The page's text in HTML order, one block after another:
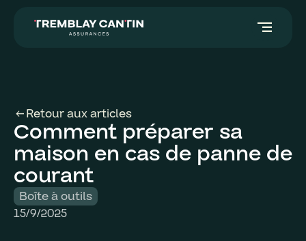
segment
arrow_left_altRetour aux articles
Comment préparer sa
maison en cas de panne de
courant
Boîte à outils
15/9/2025